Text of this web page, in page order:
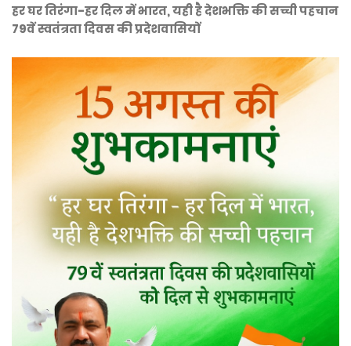
हर घर तिरंगा-हर दिल में भारत, यही है देशभक्ति की सच्ची पहचान
79वें स्वतंत्रता दिवस की प्रदेशवासियों